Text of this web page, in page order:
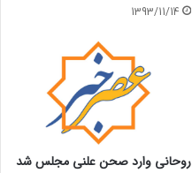
1393/11/14
روحانی وارد صحن علنی مجلس شد